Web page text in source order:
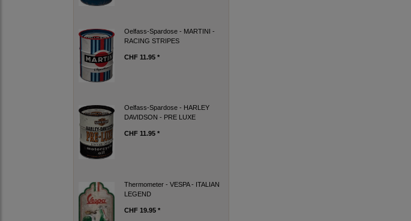
Oelfass-Spardose - MARTINI -
RACING STRIPES
CHF 11.95 *
Oelfass-Spardose - HARLEY
DAVIDSON - PRE LUXE
CHF 11.95 *
Thermometer - VESPA - ITALIAN
LEGEND
CHF 19.95 *